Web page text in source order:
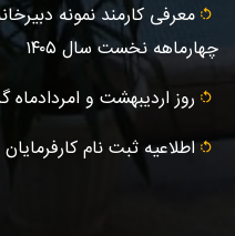
معرفی کارمند نمونه
چهارماهه نخست سال ۱۴۰۵
روز اردیبهشت و
اطلاعیه ثبت‌ نام